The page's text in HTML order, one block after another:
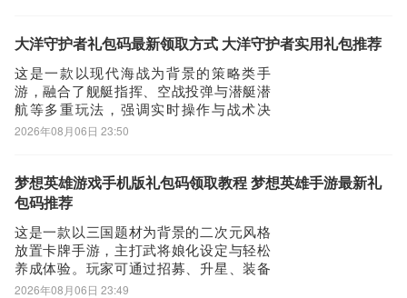
便于对照推进。如需进一步了解该游戏资
九
大洋守护者礼包码最新领取方式 大洋守护者实用礼包推荐
这是一款以现代海战为背景的策略类手
游，融合了舰艇指挥、空战投弹与潜艇潜
航等多重玩法，强调实时操作与战术决
策。玩家可亲自操控战舰进行炮击对抗，
任务。游戏摒弃了纯自动战斗模式，注重
战前阵型部署、舰种协同搭配及战斗中的
即时微操，对策略深
2026年08月06日 23:50
梦想英雄游戏手机版礼包码领取教程 梦想英雄手游最新礼
包码推荐
这是一款以三国题材为背景的二次元风格
放置卡牌手游，主打武将娘化设定与轻松
养成体验。玩家可通过招募、升星、装备
强化等方式打造专属阵容，同时支持挂机
2026年08月06日 23:49